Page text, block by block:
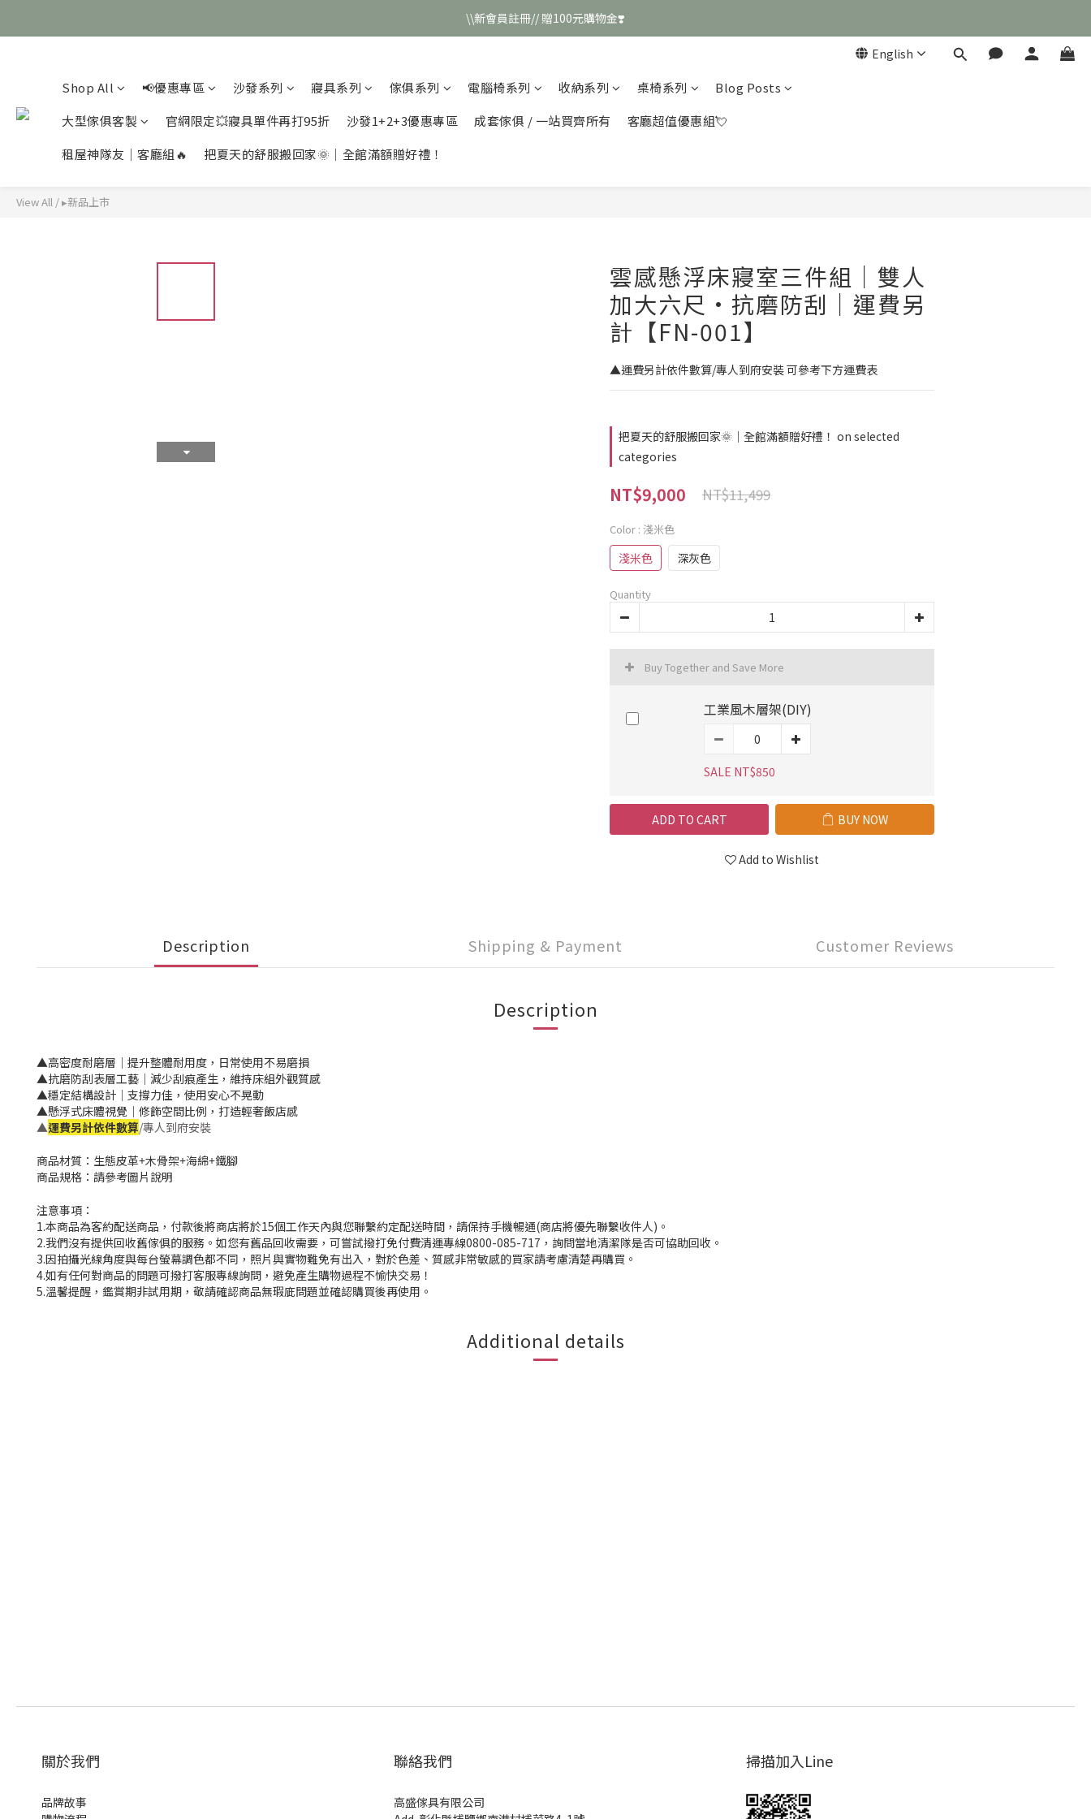
\\新會員註冊// 贈100元購物金❣️
\\新會員註冊// 贈100元購物金❣️
\\新會員註冊// 贈100元購物金❣️
English
Shop All 📢優惠專區 沙發系列 寢具系列 傢俱系列 電腦椅系列 收納系列 桌椅系列
Blog Posts
大型傢俱客製
官網限定💥寢具單件再打95折 沙發1+2+3優惠專區 成套傢俱 / 一站買齊所有
客廳超值優惠組💘
租屋神隊友｜客廳組🔥
把夏天的舒服搬回家🌞｜全館滿額贈好禮！
View All /▸新品上市
雲感懸浮床寢室三件組｜雙人
加大六尺·抗磨防刮｜運費另
計【FN-001】
▲運費另計依件數算/專人到府安裝 可參考下方運費表
把夏天的舒服搬回家🌞｜全館滿額贈好禮！ on selected
categories
NT$9,000 NT$11,499
Color : 淺米色
淺米色 深灰色
Quantity
Buy Together and Save More
工業風木層架(DIY)
SALE NT$850
ADD TO CART BUY NOW
Add to Wishlist
Description Shipping & Payment Customer Reviews
Description
▲高密度耐磨層｜提升整體耐用度，日常使用不易磨損
▲抗磨防刮表層工藝｜減少刮痕產生，維持床組外觀質感
▲穩定結構設計｜支撐力佳，使用安心不晃動
▲懸浮式床體視覺｜修飾空間比例，打造輕奢飯店感
▲運費另計依件數算/專人到府安裝
商品材質：生態皮革+木骨架+海綿+鐵腳
商品規格：請參考圖片說明
注意事項：
1.本商品為客約配送商品，付款後將商店將於15個工作天內與您聯繫約定配送時間，請保持手機暢通(商店將優先聯繫收件人)。
2.我們沒有提供回收舊傢俱的服務。如您有舊品回收需要，可嘗試撥打免付費清運專線0800-085-717，詢問當地清潔隊是否可協助回收。
3.因拍攝光線角度與每台螢幕調色都不同，照片與實物難免有出入，對於色差、質感非常敏感的買家請考慮清楚再購買。
4.如有任何對商品的問題可撥打客服專線詢問，避免產生購物過程不愉快交易！
5.溫馨提醒，鑑賞期非試用期，敬請確認商品無瑕庛問題並確認購買後再使用。
Additional details
關於我們
品牌故事
聯絡我們
高盛傢具有限公司
掃描加入Line